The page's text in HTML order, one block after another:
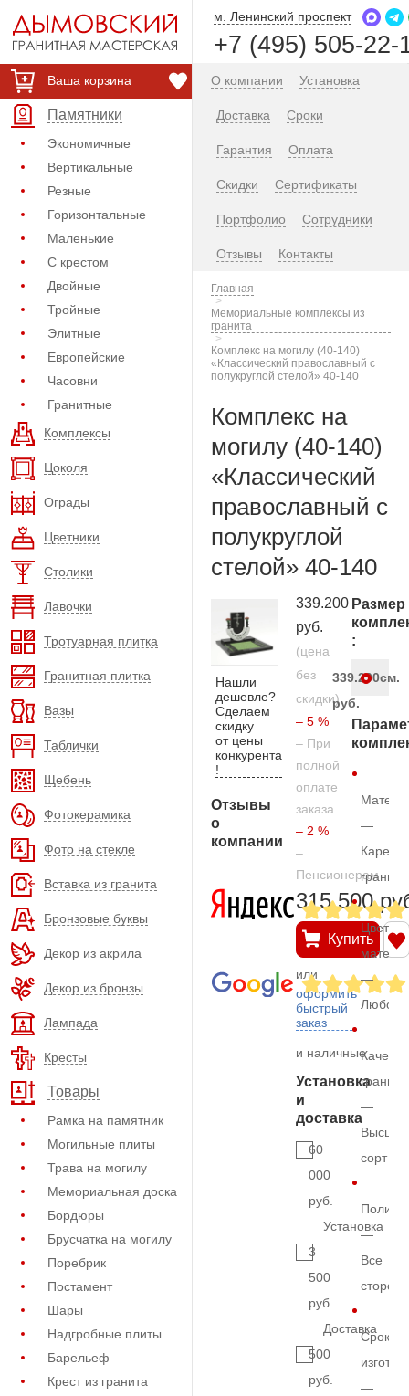
Ваша корзина
Памятники
Экономичные
Вертикальные
Резные
Горизонтальные
Маленькие
С крестом
Двойные
Тройные
Элитные
Европейские
Часовни
Гранитные
Комплексы
Цоколя
Ограды
Цветники
Столики
Лавочки
Тротуарная плитка
Гранитная плитка
Вазы
Таблички
Щебень
Фотокерамика
Фото на стекле
Вставка из гранита
Бронзовые буквы
Декор из акрила
Декор из бронзы
Лампада
Кресты
Товары
Рамка на памятник
Могильные плиты
Трава на могилу
Мемориальная доска
Бордюры
Брусчатка на могилу
Поребрик
Постамент
Шары
Надгробные плиты
Барельеф
Крест из гранита
м. Ленинский проспект
+7 (495) 505-22-
О компании Установка
Доставка Сроки
Гарантия Оплата
Скидки Сертификаты
Портфолио Сотрудники
Отзывы Контакты
Главная
Мемориальные комплексы из
гранита
Комплекс на могилу (40-140)
«Классический православный с
полукруглой стелой» 40-140
Комплекс на
могилу (40-140)
«Классический
православный с
полукруглой
стелой» 40-140
Нашли
дешевле?
Сделаем
скидку
от цены
конкурента
!
Отзывы
о
компании
339.200
руб.
(цена
без
скидки)
– 5 %
– При
полной
оплате
заказа
– 2 %
–
Пенсионерам
315.500
Купить
или
оформить
быстрый
заказ
и наличные
Установка
и
доставка
60
000
руб.
Установка
3
500
руб.
Доставка
500
руб.
Размер
:
339.200
руб.
см.
—
гранит
Цвет
—
Любой
гранита
—
Высший
сорт
—
Все
Срок
—